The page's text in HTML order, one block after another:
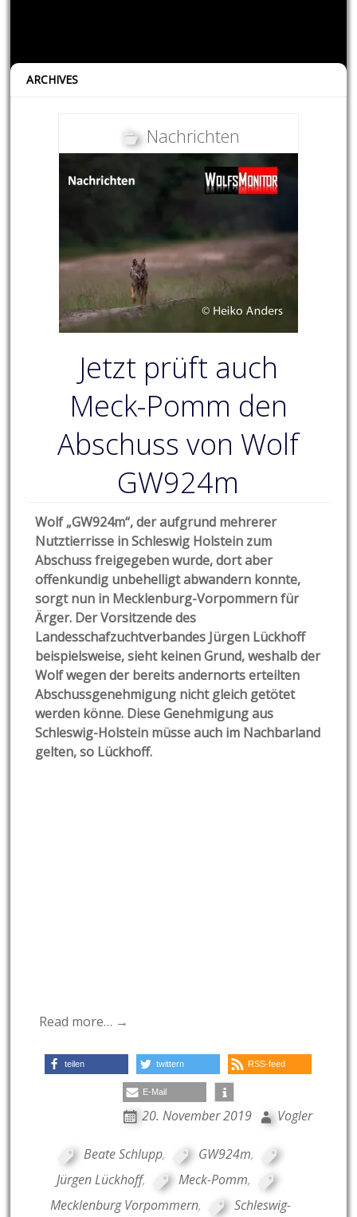
ARCHIVES
Nachrichten
Jetzt prüft auch
Meck-Pomm den
Abschuss von Wolf
GW924m
Wolf „GW924m“, der aufgrund mehrerer
Nutztierrisse in Schleswig Holstein zum
Abschuss freigegeben wurde, dort aber
offenkundig unbehelligt abwandern konnte,
sorgt nun in Mecklenburg-Vorpommern für
Ärger. Der Vorsitzende des
Landesschafzuchtverbandes Jürgen Lückhoff
beispielsweise, sieht keinen Grund, weshalb der
Wolf wegen der bereits andernorts erteilten
Abschussgenehmigung nicht gleich getötet
werden könne. Diese Genehmigung aus
Schleswig-Holstein müsse auch im Nachbarland
gelten, so Lückhoff.
Read more… →
teilen twittern RSS-feed
E-Mail
20. November 2019 Vogler
Beate Schlupp, GW924m,
Jürgen Lückhoff, Meck-Pomm,
Mecklenburg Vorpommern,
Schleswig-